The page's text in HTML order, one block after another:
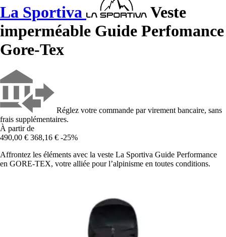
La Sportiva
Veste
imperméable Guide Perfomance
Gore-Tex
Réglez votre commande par virement bancaire, sans
frais supplémentaires.
À partir de
490,00 € 368,16 € -25%
Affrontez les éléments avec la veste La Sportiva Guide Performance
en GORE-TEX, votre alliée pour l’alpinisme en toutes conditions.